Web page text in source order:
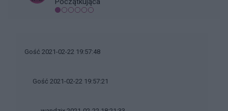
Gość 2021-02-22 19:57:48
Gość 2021-02-22 19:57:21